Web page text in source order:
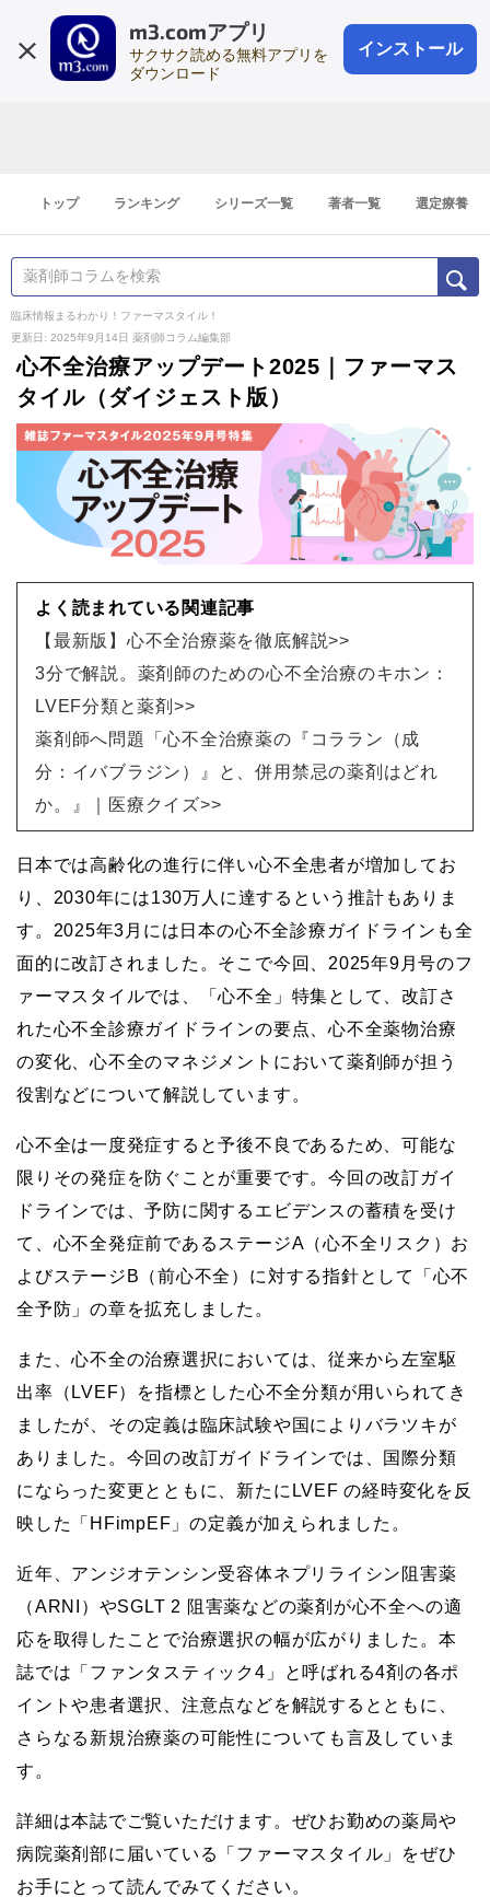
m3.comアプリ
サクサク読める無料アプリを
ダウンロード
インストール
会員登録
登録1分
トップ ランキング シリーズ一覧 著者一覧 選定療養
臨床情報まるわかり！ファーマスタイル！
更新日: 2025年9月14日 薬剤師コラム編集部
心不全治療アップデート2025｜ファーマス
タイル（ダイジェスト版）
よく読まれている関連記事
【最新版】心不全治療薬を徹底解説>>
3分で解説。薬剤師のための心不全治療のキホン：
LVEF分類と薬剤>>
薬剤師へ問題「心不全治療薬の『コララン（成
分：イバブラジン）』と、併用禁忌の薬剤はどれ
か。』｜医療クイズ>>
日本では高齢化の進行に伴い心不全患者が増加してお
り、2030年には130万人に達するという推計もありま
す。2025年3月には日本の心不全診療ガイドラインも全
面的に改訂されました。そこで今回、2025年9月号のフ
ァーマスタイルでは、「心不全」特集として、改訂さ
れた心不全診療ガイドラインの要点、心不全薬物治療
の変化、心不全のマネジメントにおいて薬剤師が担う
役割などについて解説しています。
心不全は一度発症すると予後不良であるため、可能な
限りその発症を防ぐことが重要です。今回の改訂ガイ
ドラインでは、予防に関するエビデンスの蓄積を受け
て、心不全発症前であるステージA（心不全リスク）お
よびステージB（前心不全）に対する指針として「心不
全予防」の章を拡充しました。
また、心不全の治療選択においては、従来から左室駆
出率（LVEF）を指標とした心不全分類が用いられてき
ましたが、その定義は臨床試験や国によりバラツキが
ありました。今回の改訂ガイドラインでは、国際分類
にならった変更とともに、新たにLVEF の経時変化を反
映した「HFimpEF」の定義が加えられました。
近年、アンジオテンシン受容体ネプリライシン阻害薬
（ARNI）やSGLT 2 阻害薬などの薬剤が心不全への適
応を取得したことで治療選択の幅が広がりました。本
誌では「ファンタスティック4」と呼ばれる4剤の各ポ
イントや患者選択、注意点などを解説するとともに、
さらなる新規治療薬の可能性についても言及していま
す。
詳細は本誌でご覧いただけます。ぜひお勤めの薬局や
病院薬剤部に届いている「ファーマスタイル」をぜひ
お手にとって読んでみてください。